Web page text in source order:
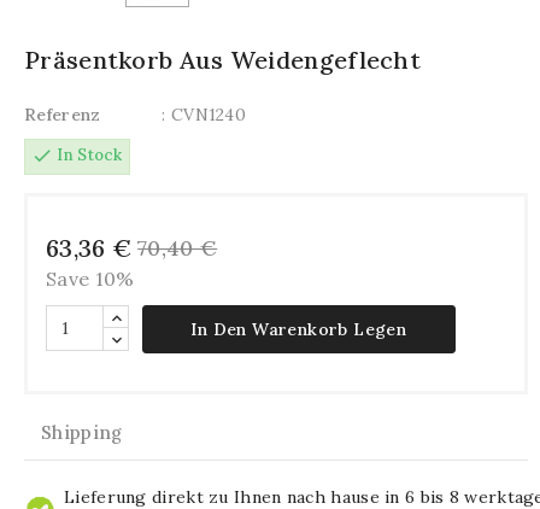
Präsentkorb Aus Weidengeflecht
Referenz
: CVN1240
check In Stock
63,36 € 70,40 €
Save 10%
In Den Warenkorb Legen
Shipping
Lieferung direkt zu Ihnen nach hause in 6 bis 8